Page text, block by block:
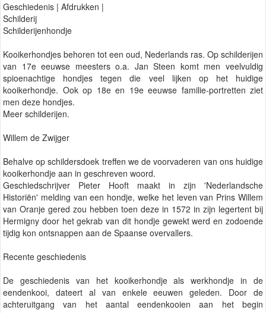
Geschiedenis | Afdrukken |
Schilderij
Schilderijenhondje
Kooikerhondjes behoren tot een oud, Nederlands ras. Op schilderijen
van 17e eeuwse meesters o.a. Jan Steen komt men veelvuldig
spioenachtige hondjes tegen die veel lijken op het huidige
kooikerhondje. Ook op 18e en 19e eeuwse familie-portretten ziet
men deze hondjes.
Meer schilderijen.
Willem de Zwijger
Behalve op schildersdoek treffen we de voorvaderen van ons huidige
kooikerhondje aan in geschreven woord.
Geschiedschrijver Pieter Hooft maakt in zijn 'Nederlandsche
Historiën' melding van een hondje, welke het leven van Prins Willem
van Oranje gered zou hebben toen deze in 1572 in zijn legertent bij
Hermigny door het gekrab van dit hondje gewekt werd en zodoende
tijdig kon ontsnappen aan de Spaanse overvallers.
Recente geschiedenis
De geschiedenis van het kooikerhondje als werkhondje in de
eendenkooi, dateert al van enkele eeuwen geleden. Door de
achteruitgang van het aantal eendenkooien aan het begin